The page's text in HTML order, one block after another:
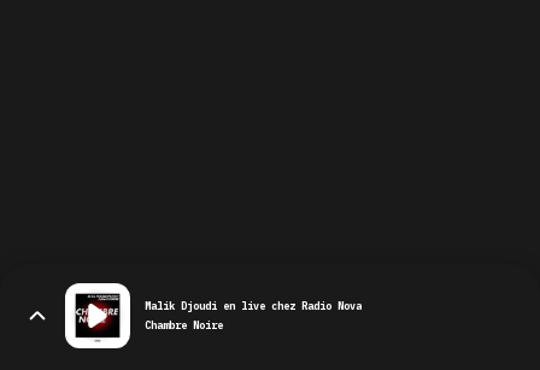
Malik Djoudi en live chez Radio Nova
Chambre Noire